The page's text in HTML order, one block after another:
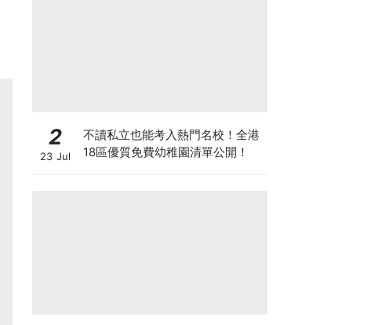
2
23 Jul
不讀私立也能考入熱門名校！全港
18區優質免費幼稚園清單公開！